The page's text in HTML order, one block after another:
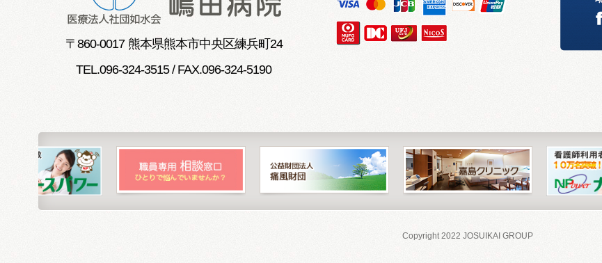
〒 860-0017 熊本県熊本市中央区練兵町24
TEL.096-324-3515 / FAX.096-324-5190
Copyright 2022 JOSUIKAI GROUP